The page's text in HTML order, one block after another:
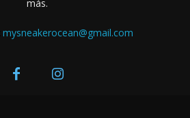
más.
mysneakerocean@gmail.com